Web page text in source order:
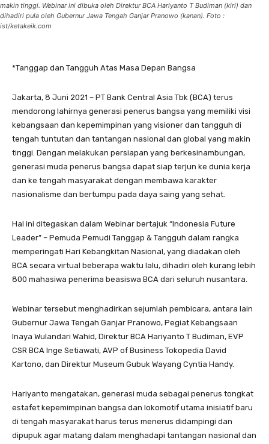
makin tinggi. Webinar ini dibuka oleh Direktur BCA Hariyanto T Budiman (kiri) dan
dihadiri pula oleh Gubernur Jawa Tengah Ganjar Pranowo (kanan). Foto :
ist/ketakeik.com
*Tanggap dan Tangguh Atas Masa Depan Bangsa
Jakarta, 8 Juni 2021 – PT Bank Central Asia Tbk (BCA) terus
mendorong lahirnya generasi penerus bangsa yang memiliki visi
kebangsaan dan kepemimpinan yang visioner dan tangguh di
tengah tuntutan dan tantangan nasional dan global yang makin
tinggi. Dengan melakukan persiapan yang berkesinambungan,
generasi muda penerus bangsa dapat siap terjun ke dunia kerja
dan ke tengah masyarakat dengan membawa karakter
nasionalisme dan bertumpu pada daya saing yang sehat.
Hal ini ditegaskan dalam Webinar bertajuk “Indonesia Future
Leader” – Pemuda Pemudi Tanggap & Tangguh dalam rangka
memperingati Hari Kebangkitan Nasional, yang diadakan oleh
BCA secara virtual beberapa waktu lalu, dihadiri oleh kurang lebih
800 mahasiwa penerima beasiswa BCA dari seluruh nusantara.
Webinar tersebut menghadirkan sejumlah pembicara, antara lain
Gubernur Jawa Tengah Ganjar Pranowo, Pegiat Kebangsaan
Inaya Wulandari Wahid, Direktur BCA Hariyanto T Budiman, EVP
CSR BCA Inge Setiawati, AVP of Business Tokopedia David
Kartono, dan Direktur Museum Gubuk Wayang Cyntia Handy.
Hariyanto mengatakan, generasi muda sebagai penerus tongkat
estafet kepemimpinan bangsa dan lokomotif utama inisiatif baru
di tengah masyarakat harus terus menerus didampingi dan
dipupuk agar matang dalam menghadapi tantangan nasional dan